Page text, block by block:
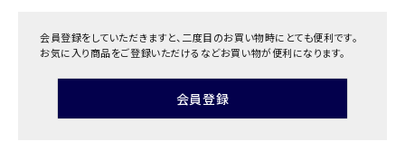
会員登録をしていただきますと、二度目のお買い物時にとても便利です。
お気に入り商品をご登録いただけるなどお買い物が便利になります。
会員登録